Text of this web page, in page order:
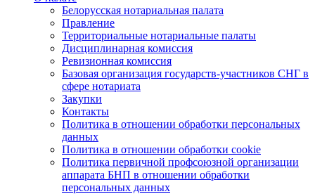
Белорусская нотариальная палата
Правление
Территориальные нотариальные палаты
Дисциплинарная комиссия
Ревизионная комиссия
Базовая организация государств-участников СНГ в
сфере нотариата
Закупки
Контакты
Политика в отношении обработки персональных
данных
Политика в отношении обработки cookie
Политика первичной профсоюзной организации
аппарата БНП в отношении обработки
персональных данных